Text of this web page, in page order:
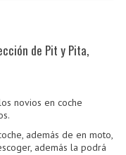
de Pit y Pita,
novios en coche
además de en moto,
además la podrá